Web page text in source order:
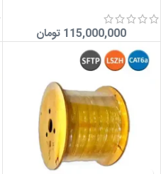
115,000,000 تومان